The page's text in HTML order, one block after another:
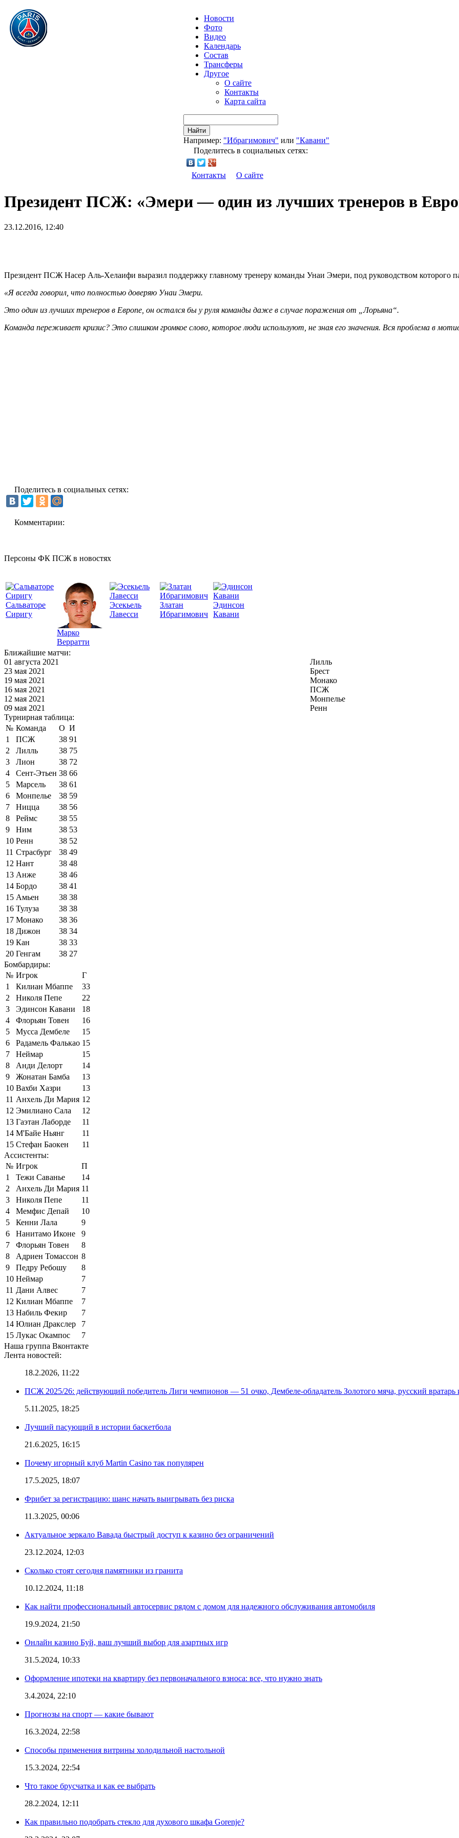
Новости
Фото
Видео
Календарь
Состав
Трансферы
Другое
О сайте
Контакты
Карта сайта
Найти
Например: "Ибрагимович" или "Кавани"
Поделитесь в социальных сетях:
Контакты О сайте
Президент ПСЖ: «Эмери — один из лучших тренеров в
23.12.2016, 12:40
Президент ПСЖ Насер Аль-Хелаифи выразил поддержку главному тренеру команды Унаи Эмери, под руководством которого
«Я всегда говорил, что полностью доверяю Унаи Эмери.
Это один из лучших тренеров в Европе, он остался бы у руля команды даже в случае поражения от „Лорьяна“.
Команда переживает кризис? Это слишком громкое слово, которое люди используют, не зная его значения. Вся проблема в
Поделитесь в социальных сетях:
Комментарии:
Персоны ФК ПСЖ в новостях
Сальваторе
Сиригу
Марко
Верратти
Эсекьель
Лавесси
Златан
Ибрагимович
Эдинсон
Кавани
Ближайшие матчи:
01 августа 2021
Лилль
23 мая 2021
Брест
19 мая 2021
Монако
16 мая 2021
ПСЖ
12 мая 2021
Монпелье
09 мая 2021
Ренн
Турнирная таблица:
№ Команда О И
1
ПСЖ 38 91
2
Лилль 38 75
3
Лион 38 72
4
Сент-Этьен 38 66
5
Марсель 38 61
6
Монпелье 38 59
7
Ницца 38 56
8
Реймс 38 55
9
Ним 38 53
10 Ренн 38 52
11 Страсбург 38 49
12 Нант 38 48
13 Анже 38 46
14 Бордо 38 41
15 Амьен 38 38
16 Тулуза 38 38
17 Монако 38 36
18 Дижон 38 34
19 Кан 38 33
20 Генгам 38 27
Бомбардиры:
№ Игрок
Г
1
Килиан Мбаппе
33
2
Николя Пепе
22
3
Эдинсон Кавани
18
4
Флорьян Товен
16
5
Мусса Дембеле
15
6
Радамель Фалькао 15
7
Неймар
15
8
Анди Делорт
14
9
Жонатан Бамба
13
10 Вахби Хазри
13
11 Анхель Ди Мария 12
12 Эмилиано Сала
12
13 Гаэтан Лаборде
11
14 М'Байе Ньянг
11
15 Стефан Баокен
11
Ассистенты:
№ Игрок
П
1
Тежи Саванье
14
2
Анхель Ди Мария 11
3
Николя Пепе
11
4
Мемфис Депай
10
5
Кенни Лала
9
6
Нанитамо Иконе
9
7
Флорьян Товен
8
8
Адриен Томассон 8
9
Педру Ребошу
8
10 Неймар
7
11 Дани Алвес
7
12 Килиан Мбаппе
7
13 Набиль Фекир
7
14 Юлиан Дракслер
7
15 Лукас Окампос
7
Наша группа Вконтакте
Лента новостей:
18.2.2026, 11:22
ПСЖ 2025/26: действующий победитель Лиги чемпионов — 51 очко, Дембеле-обладатель Золотого мяча, русский вратарь
5.11.2025, 18:25
Лучший пасующий в истории баскетбола
21.6.2025, 16:15
Почему игорный клуб Martin Casino так популярен
17.5.2025, 18:07
Фрибет за регистрацию: шанс начать выигрывать без риска
11.3.2025, 00:06
Актуальное зеркало Вавада быстрый доступ к казино без ограничений
23.12.2024, 12:03
Сколько стоят сегодня памятники из гранита
10.12.2024, 11:18
Как найти профессиональный автосервис рядом с домом для надежного обслуживания автомобиля
19.9.2024, 21:50
Онлайн казино Буй, ваш лучший выбор для азартных игр
31.5.2024, 10:33
Оформление ипотеки на квартиру без первоначального взноса: все, что нужно знать
3.4.2024, 22:10
Прогнозы на спорт — какие бывают
16.3.2024, 22:58
Способы применения витрины холодильной настольной
15.3.2024, 22:54
Что такое брусчатка и как ее выбрать
28.2.2024, 12:11
Как правильно подобрать стекло для духового шкафа Gorenje?